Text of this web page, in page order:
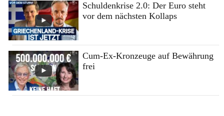
Schuldenkrise 2.0: Der Euro steht
vor dem nächsten Kollaps
Cum-Ex-Kronzeuge auf Bewährung
frei